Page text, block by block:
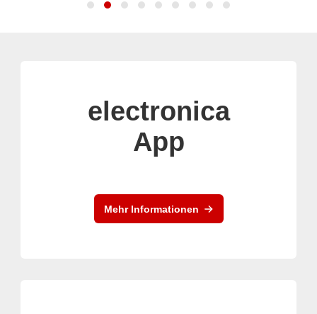
electronica
App
Mehr Informationen